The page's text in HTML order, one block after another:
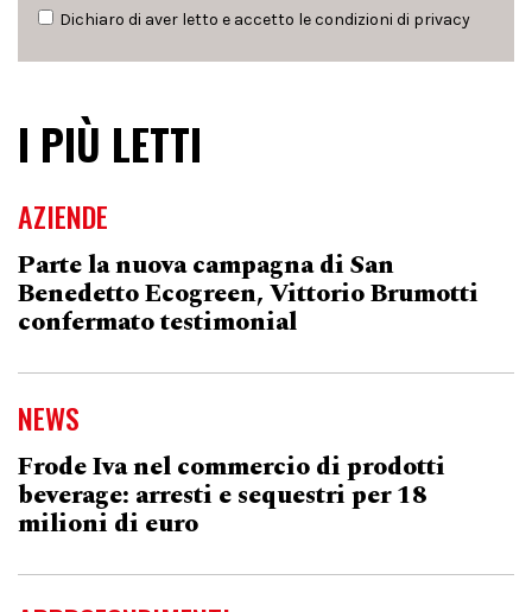
Dichiaro di aver letto e accetto le condizioni di privacy
I PIÙ LETTI
AZIENDE
Parte la nuova campagna di San
Benedetto Ecogreen, Vittorio Brumotti
confermato testimonial
NEWS
Frode Iva nel commercio di prodotti
beverage: arresti e sequestri per 18
milioni di euro